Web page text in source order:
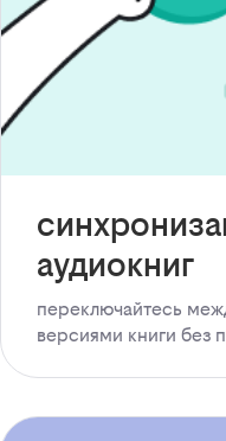
аудиокниг
переключайтесь
версиями книги без